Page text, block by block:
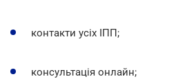
контакти усіх ІПП;
консультація онлайн;